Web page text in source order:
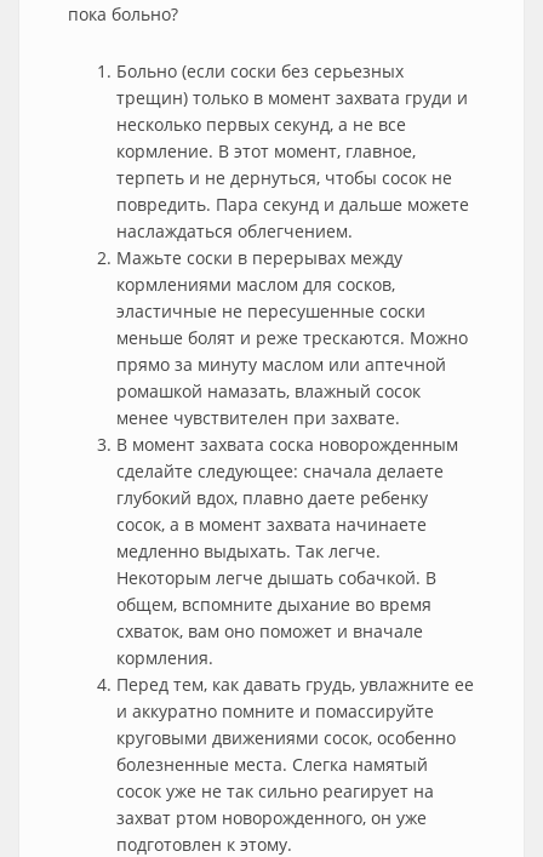
пока больно?
Больно (если соски без серьезных
трещин) только в момент захвата груди и
несколько первых секунд, а не все
кормление. В этот момент, главное,
терпеть и не дернуться, чтобы сосок не
повредить. Пара секунд и дальше можете
наслаждаться облегчением.
Мажьте соски в перерывах между
кормлениями маслом для сосков,
эластичные не пересушенные соски
меньше болят и реже трескаются. Можно
прямо за минуту маслом или аптечной
ромашкой намазать, влажный сосок
менее чувствителен при захвате.
В момент захвата соска новорожденным
сделайте следующее: сначала делаете
глубокий вдох, плавно даете ребенку
сосок, а в момент захвата начинаете
медленно выдыхать. Так легче.
Некоторым легче дышать собачкой. В
общем, вспомните дыхание во время
схваток, вам оно поможет и вначале
кормления.
Перед тем, как давать грудь, увлажните ее
и аккуратно помните и помассируйте
круговыми движениями сосок, особенно
болезненные места. Слегка намятый
сосок уже не так сильно реагирует на
захват ртом новорожденного, он уже
подготовлен к этому.